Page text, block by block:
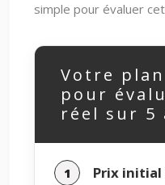
simple pour évaluer
Votre plan
pour
réel sur 5
Prix initial